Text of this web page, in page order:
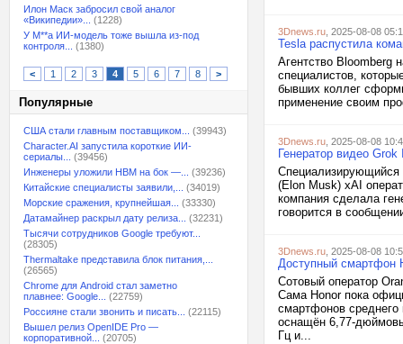
Илон Маск забросил свой аналог
«Википедии»...
(1228)
У M**a ИИ-модель тоже вышла из-под
контроля...
(1380)
< 1 2 3 4 5 6 7 8 >
Популярные
США стали главным поставщиком...
(39943)
Character.AI запустила короткие ИИ-
сериалы...
(39456)
Инженеры уложили HBM на бок —...
(39236)
Китайские специалисты заявили,...
(34019)
Морские сражения, крупнейшая...
(33330)
Датамайнер раскрыл дату релиза...
(32231)
Тысячи сотрудников Google требуют...
(28305)
Thermaltake представила блок питания,...
(26565)
Chrome для Android стал заметно
плавнее: Google...
(22759)
Россияне стали звонить и писать...
(22115)
Вышел релиз OpenIDE Pro —
корпоративной...
(20705)
3Dnews.ru , 2025-08-08
Tesla распустила
Агентство Bloomberg
специалистов,
бывших коллег
применение своим
3Dnews.ru , 2025-08-08
Генератор видео
Специализирующийся
(Elon Musk) xAI
компания сделала
говорится в
3Dnews.ru , 2025-08-08
Доступный смартфон
Сотовый оператор
Сама Honor пока
смартфонов
оснащён 6,77-
Гц и...